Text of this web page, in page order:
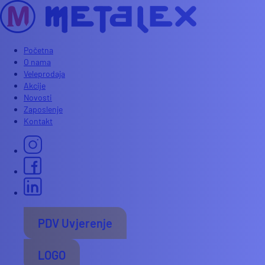
Početna
O nama
Veleprodaja
Akcije
Novosti
Zaposlenje
Kontakt
PDV Uvjerenje
LOGO